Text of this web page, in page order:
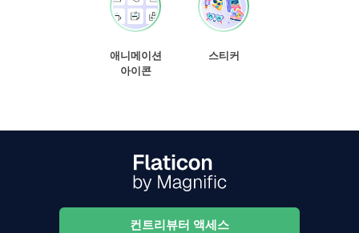
애니메이션
아이콘
스티커
컨트리뷰터 액세스